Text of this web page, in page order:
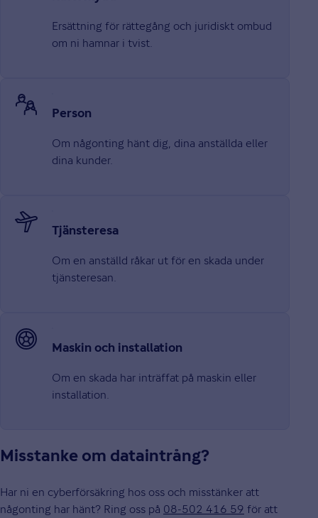
Ersättning för rättegång och juridiskt ombud
om ni hamnar i tvist.
Person
Om någonting hänt dig, dina anställda eller
dina kunder.
Tjänste­resa
Om en anställd råkar ut för en skada under
tjänsteresan.
Maskin och installation
Om en skada har inträffat på maskin eller
installation.
Misstanke om dataintrång?
Har ni en cyberförsäkring hos oss och misstänker att
någonting har hänt? Ring oss på 08-502 416 59 för att